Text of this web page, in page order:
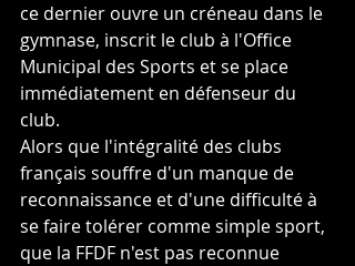
ce dernier ouvre un créneau dans le
gymnase, inscrit le club à l'Office
Municipal des Sports et se place
immédiatement en défenseur du
club.
Alors que l'intégralité des clubs
français souffre d'un manque de
reconnaissance et d'une difficulté à
se faire tolérer comme simple sport,
que la FFDF n'est pas reconnue